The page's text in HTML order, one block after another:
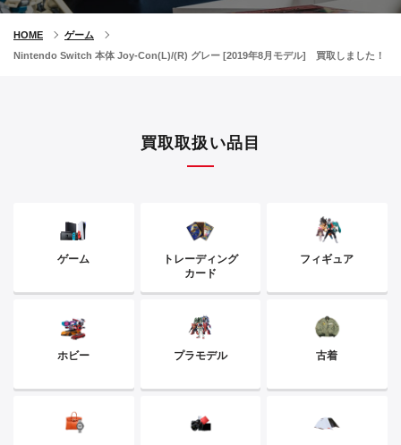
HOME
ゲーム
Nintendo Switch 本体 Joy-Con(L)/(R) グレー [2019年8月モデル] 買取しました！
買取取扱い品目
ゲーム
トレーディング
カード
フィギュア
ホビー プラモデル 古着